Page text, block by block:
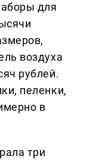
для
воздуха
рублей.
пеленки,
в
три